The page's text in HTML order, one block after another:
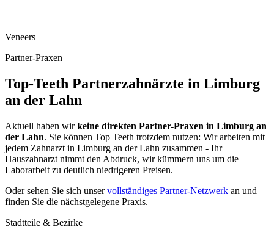
Veneers
Partner-Praxen
Top-Teeth Partnerzahnärzte in Limburg
an der Lahn
Aktuell haben wirkeine direkten Partner-Praxen in Limburg an
der Lahn. Sie können Top Teeth trotzdem nutzen: Wir arbeiten mit
jedem Zahnarzt in Limburg an der Lahn zusammen - Ihr
Hauszahnarzt nimmt den Abdruck, wir kümmern uns um die
Laborarbeit zu deutlich niedrigeren Preisen.
Oder sehen Sie sich unservollständiges Partner-Netzwerk an und
finden Sie die nächstgelegene Praxis.
Stadtteile & Bezirke